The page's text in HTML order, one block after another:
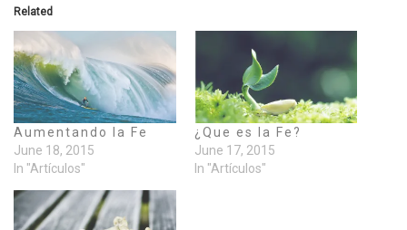
Related
Aumentando la Fe
June 18, 2015
In "Artículos"
¿Que es la Fe?
June 17, 2015
In "Artículos"